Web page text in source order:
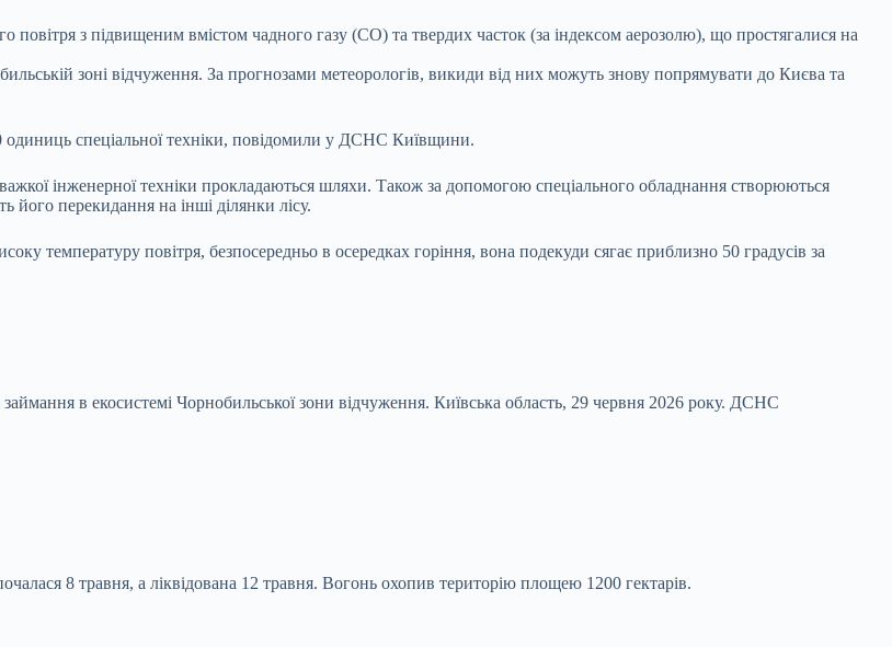
повітря з підвищеним вмістом чадного газу (CO) та твердих часток (за індексом аерозолю), що простягалися на
зоні відчуження. За прогнозами метеорологів, викиди від них можуть знову попрямувати до Києва та
одиниць спеціальної техніки, повідомили у ДСНС Київщини.
інженерної техніки прокладаються шляхи. Також за допомогою спеціального обладнання створюються
перекидання на інші ділянки лісу.
температуру повітря, безпосередньо в осередках горіння, вона подекуди сягає приблизно 50 градусів за
в екосистемі Чорнобильської зони відчуження. Київська область, 29 червня 2026 року. ДСНС
8 травня, а ліквідована 12 травня. Вогонь охопив територію площею 1200 гектарів.